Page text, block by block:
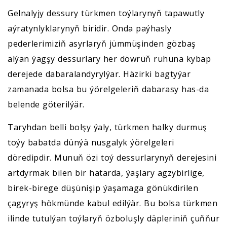
Gelnalyjy dessury türkmen toýlarynyň tapawutly
aýratynlyklarynyň biridir. Onda paýhasly
pederlerimiziň asyrlaryň jümmüşinden gözbaş
alýan ýagşy dessurlary her döwrüň ruhuna kybap
derejede dabaralandyrylýar. Häzirki bagtyýar
zamanada bolsa bu ýörelgeleriň dabarasy has-da
belende göterilýär.
Taryhdan belli bolşy ýaly, türkmen halky durmuş
toýy babatda dünýä nusgalyk ýörelgeleri
döredipdir. Munuň özi toý dessurlarynyň derejesini
artdyrmak bilen bir hatarda, ýaşlary agzybirlige,
birek-birege düşünişip ýaşamaga gönükdirilen
çagyryş hökmünde kabul edilýär. Bu bolsa türkmen
ilinde tutulýan toýlaryň özboluşly däpleriniň çuňňur